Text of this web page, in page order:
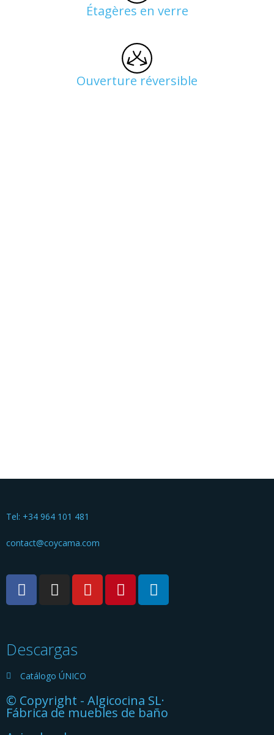
Étagères en verre
Ouverture réversible
Tel: +34 964 101 481
contact@coycama.com
Descargas
Catálogo ÚNICO
© Copyright - Algicocina SL·
Fábrica de muebles de baño